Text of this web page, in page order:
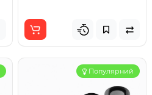
Популярний